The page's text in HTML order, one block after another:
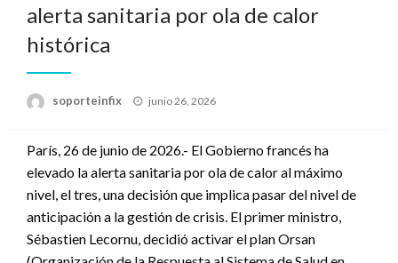
alerta sanitaria por ola de calor
histórica
soporteinfix
Publicado
junio 26, 2026
París, 26 de junio de 2026.- El Gobierno francés ha
elevado la alerta sanitaria por ola de calor al máximo
nivel, el tres, una decisión que implica pasar del nivel de
anticipación a la gestión de crisis. El primer ministro,
Sébastien Lecornu, decidió activar el plan Orsan